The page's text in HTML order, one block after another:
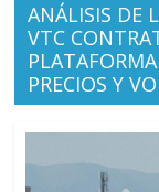
ANÁLISIS DE
VTC
PRECIOS Y